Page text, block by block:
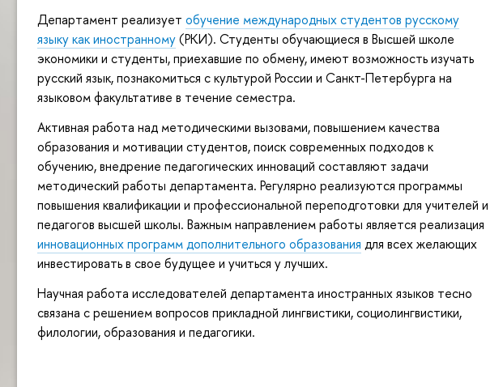
Департамент реализует обучение международных студентов русскому
языку как иностранному(РКИ). Студенты обучающиеся в Высшей школе
экономики и студенты, приехавшие по обмену, имеют возможность изучать
русский язык, познакомиться с культурой России и Санкт-Петербурга на
языковом факультативе в течение семестра.
Активная работа над методическими вызовами, повышением качества
образования и мотивации студентов, поиск современных подходов к
обучению, внедрение педагогических инноваций составляют задачи
методический работы департамента. Регулярно реализуются программы
повышения квалификации и профессиональной переподготовки для учителей и
педагогов высшей школы. Важным направлением работы является реализация
инновационных программ дополнительного образования для всех желающих
инвестировать в свое будущее и учиться у лучших.
Научная работа исследователей департамента иностранных языков тесно
связана с решением вопросов прикладной лингвистики, социолингвистики,
филологии, образования и педагогики.